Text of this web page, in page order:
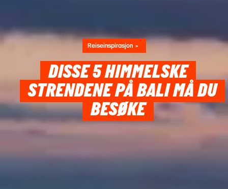
Reiseinspirasjon
DISSE 5 HIMMELSKE
STRENDENE PÅ BALI MÅ DU
BESØKE